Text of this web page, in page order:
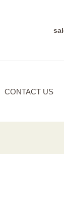
CONTACT US